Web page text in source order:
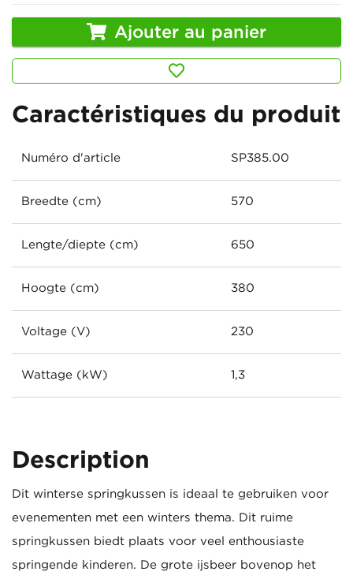
Ajouter au panier
Caractéristiques du produit
Numéro d'article SP385.00
Breedte (cm) 570
Lengte/diepte (cm) 650
Hoogte (cm) 380
Voltage (V) 230
Wattage (kW) 1,3
Description
Dit winterse springkussen is ideaal te gebruiken voor
evenementen met een winters thema. Dit ruime
springkussen biedt plaats voor veel enthousiaste
springende kinderen. De grote ijsbeer bovenop het